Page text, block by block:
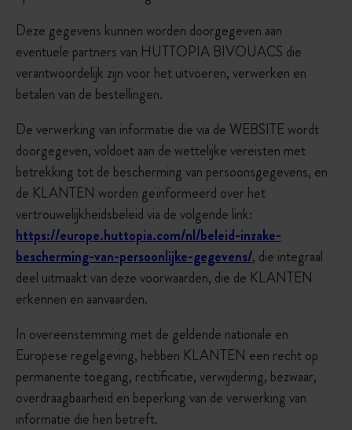
Deze gegevens kunnen worden doorgegeven aan
eventuele partners van HUTTOPIA BIVOUACS die
verantwoordelijk zijn voor het uitvoeren, verwerken en
betalen van de bestellingen.
De verwerking van informatie die via de WEBSITE wordt
doorgegeven, voldoet aan de wettelijke vereisten met
betrekking tot de bescherming van persoonsgegevens, en
de KLANTEN worden geïnformeerd over het
vertrouwelijkheidsbeleid via de volgende link:
https://europe.huttopia.com/nl/beleid-inzake-
bescherming-van-persoonlijke-gegevens/, die integraal
deel uitmaakt van deze voorwaarden, die de KLANTEN
erkennen en aanvaarden.
In overeenstemming met de geldende nationale en
Europese regelgeving, hebben KLANTEN een recht op
permanente toegang, rectificatie, verwijdering, bezwaar,
overdraagbaarheid en beperking van de verwerking van
informatie die hen betreft.